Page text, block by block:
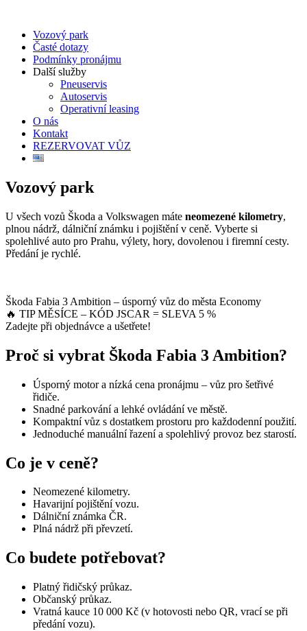
Vozový park
Časté dotazy
Podmínky pronájmu
Další služby
Pneuservis
Autoservis
Operativní leasing
O nás
Kontakt
REZERVOVAT VŮZ
Vozový park
U všech vozů Škoda a Volkswagen máte neomezené kilometry,
plnou nádrž, dálniční známku i pojištění v ceně. Vyberte si
spolehlivé auto pro Prahu, výlety, hory, dovolenou i firemní cesty.
Předání je rychlé.
Škoda Fabia 3 Ambition – úsporný vůz do města Economy
🔥 TIP MĚSÍCE – KÓD JSCAR = SLEVA 5 %
Zadejte při objednávce a ušetřete!
Proč si vybrat Škoda Fabia 3 Ambition?
Úsporný motor a nízká cena pronájmu – vůz pro šetřivé
řidiče.
Snadné parkování a lehké ovládání ve městě.
Kompaktní vůz s dostatkem prostoru pro každodenní použití.
Jednoduché manuální řazení a spolehlivý provoz bez starostí.
Co je v ceně?
Neomezené kilometry.
Havarijní pojištění vozu.
Dálniční známka ČR.
Plná nádrž při převzetí.
Co budete potřebovat?
Platný řidičský průkaz.
Občanský průkaz.
Vratná kauce 10 000 Kč (v hotovosti nebo QR, vrací se při
předání vozu).